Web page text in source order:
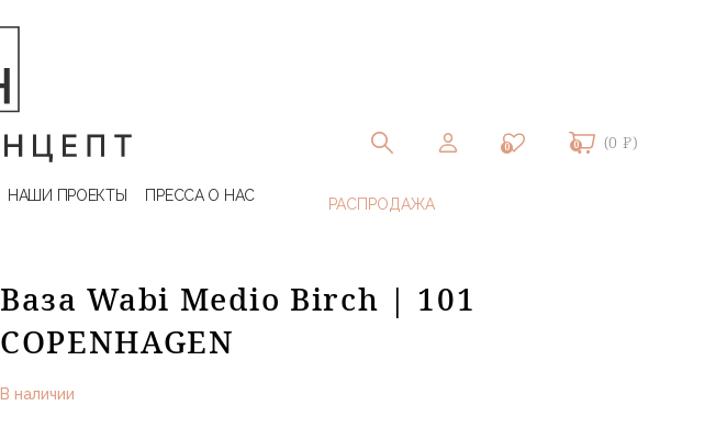
0 0 (0 ₽)
НАШИ ПРОЕКТЫ ПРЕССА О НАС
Ваза Wabi Medio Birch | 101
COPENHAGEN
В наличии